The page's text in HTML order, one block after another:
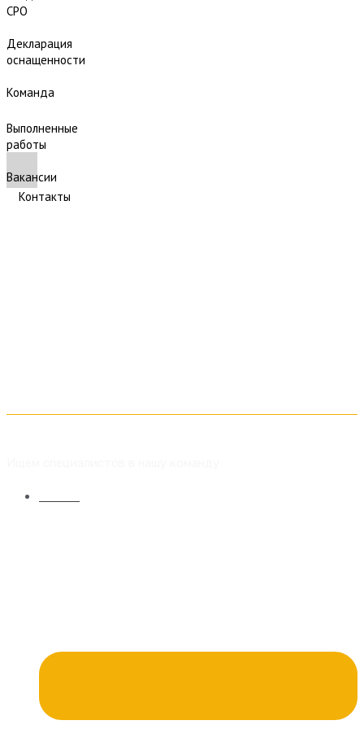
СРО
Декларация
оснащенности
Команда
Выполненные
работы
Вакансии
Контакты